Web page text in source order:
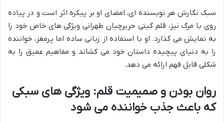
سبک نگارش هر نویسنده ای، امضای او بر پیکره اثر است و در پیاده
روی با مرگ نیز، قلم گیتی حریرچیان طهرانی ویژگی های خاص خود را
به نمایش می گذارد. او با استفاده از زبانی ساده اما پرمغز، خواننده
را به دنیای پیچیده داستان خود می کشاند و مفاهیم عمیق را به
شکلی قابل فهم ارائه می دهد.
روان بودن و صمیمیت قلم: ویژگی های سبکی
که باعث جذب خواننده می شود